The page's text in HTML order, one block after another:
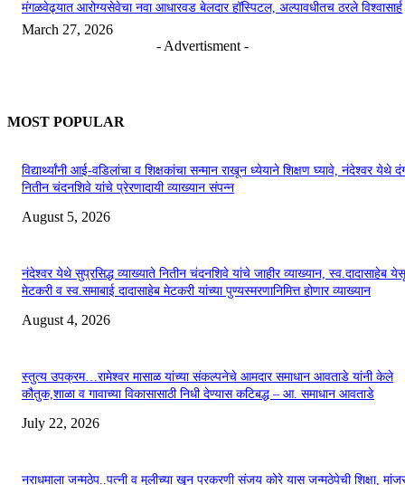
मंगळवेढ्यात आरोग्यसेवेचा नवा आधारवड बेलदार हॉस्पिटल, अल्पावधीतच ठरले विश्वासार्ह
March 27, 2026
- Advertisment -
MOST POPULAR
विद्यार्थ्यांनी आई-वडिलांचा व शिक्षकांचा सन्मान राखून ध्येयाने शिक्षण घ्यावे, नंदेश्वर येथे
नितीन चंदनशिवे यांचे प्रेरणादायी व्याख्यान संपन्न
August 5, 2026
नंदेश्वर येथे सुप्रसिद्ध व्याख्याते नितीन चंदनशिवे यांचे जाहीर व्याख्यान, स्व.दादासाहेब येसू
मेटकरी व स्व.समाबाई दादासाहेब मेटकरी यांच्या पुण्यस्मरणानिमित्त होणार व्याख्यान
August 4, 2026
स्तुत्य उपक्रम…रामेश्वर मासाळ यांच्या संकल्पनेचे आमदार समाधान आवताडे यांनी केले
कौतुक,शाळा व गावाच्या विकासासाठी निधी देण्यास कटिबद्ध – आ. समाधान आवताडे
July 22, 2026
नराधमाला जन्मठेप..पत्नी व मुलीच्या खून प्रकरणी संजय कोरे यास जन्मठेपेची शिक्षा,